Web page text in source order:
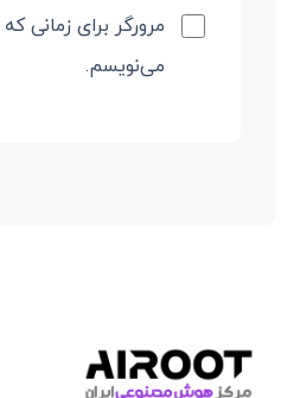
مرورگر برای زمانی
می‌نویسم.